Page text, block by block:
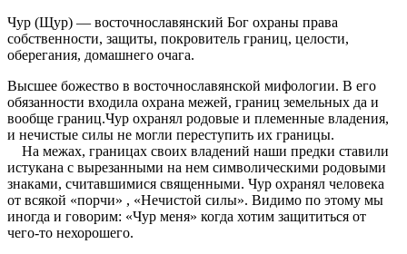
Чур (Щур) — восточнославянский Бог охраны права
собственности, защиты, покровитель границ, целости,
оберегания, домашнего очага.
Высшее божество в восточнославянской мифологии. В его
обязанности входила охрана межей, границ земельных да и
вообще границ.Чур охранял родовые и племенные владения,
и нечистые силы не могли переступить их границы.
На межах, границах своих владений наши предки ставили
истукана с вырезанными на нем символическими родовыми
знаками, считавшимися священными. Чур охранял человека
от всякой «порчи» , «Нечистой силы». Видимо по этому мы
иногда и говорим: «Чур меня» когда хотим защититься от
чего-то нехорошего.